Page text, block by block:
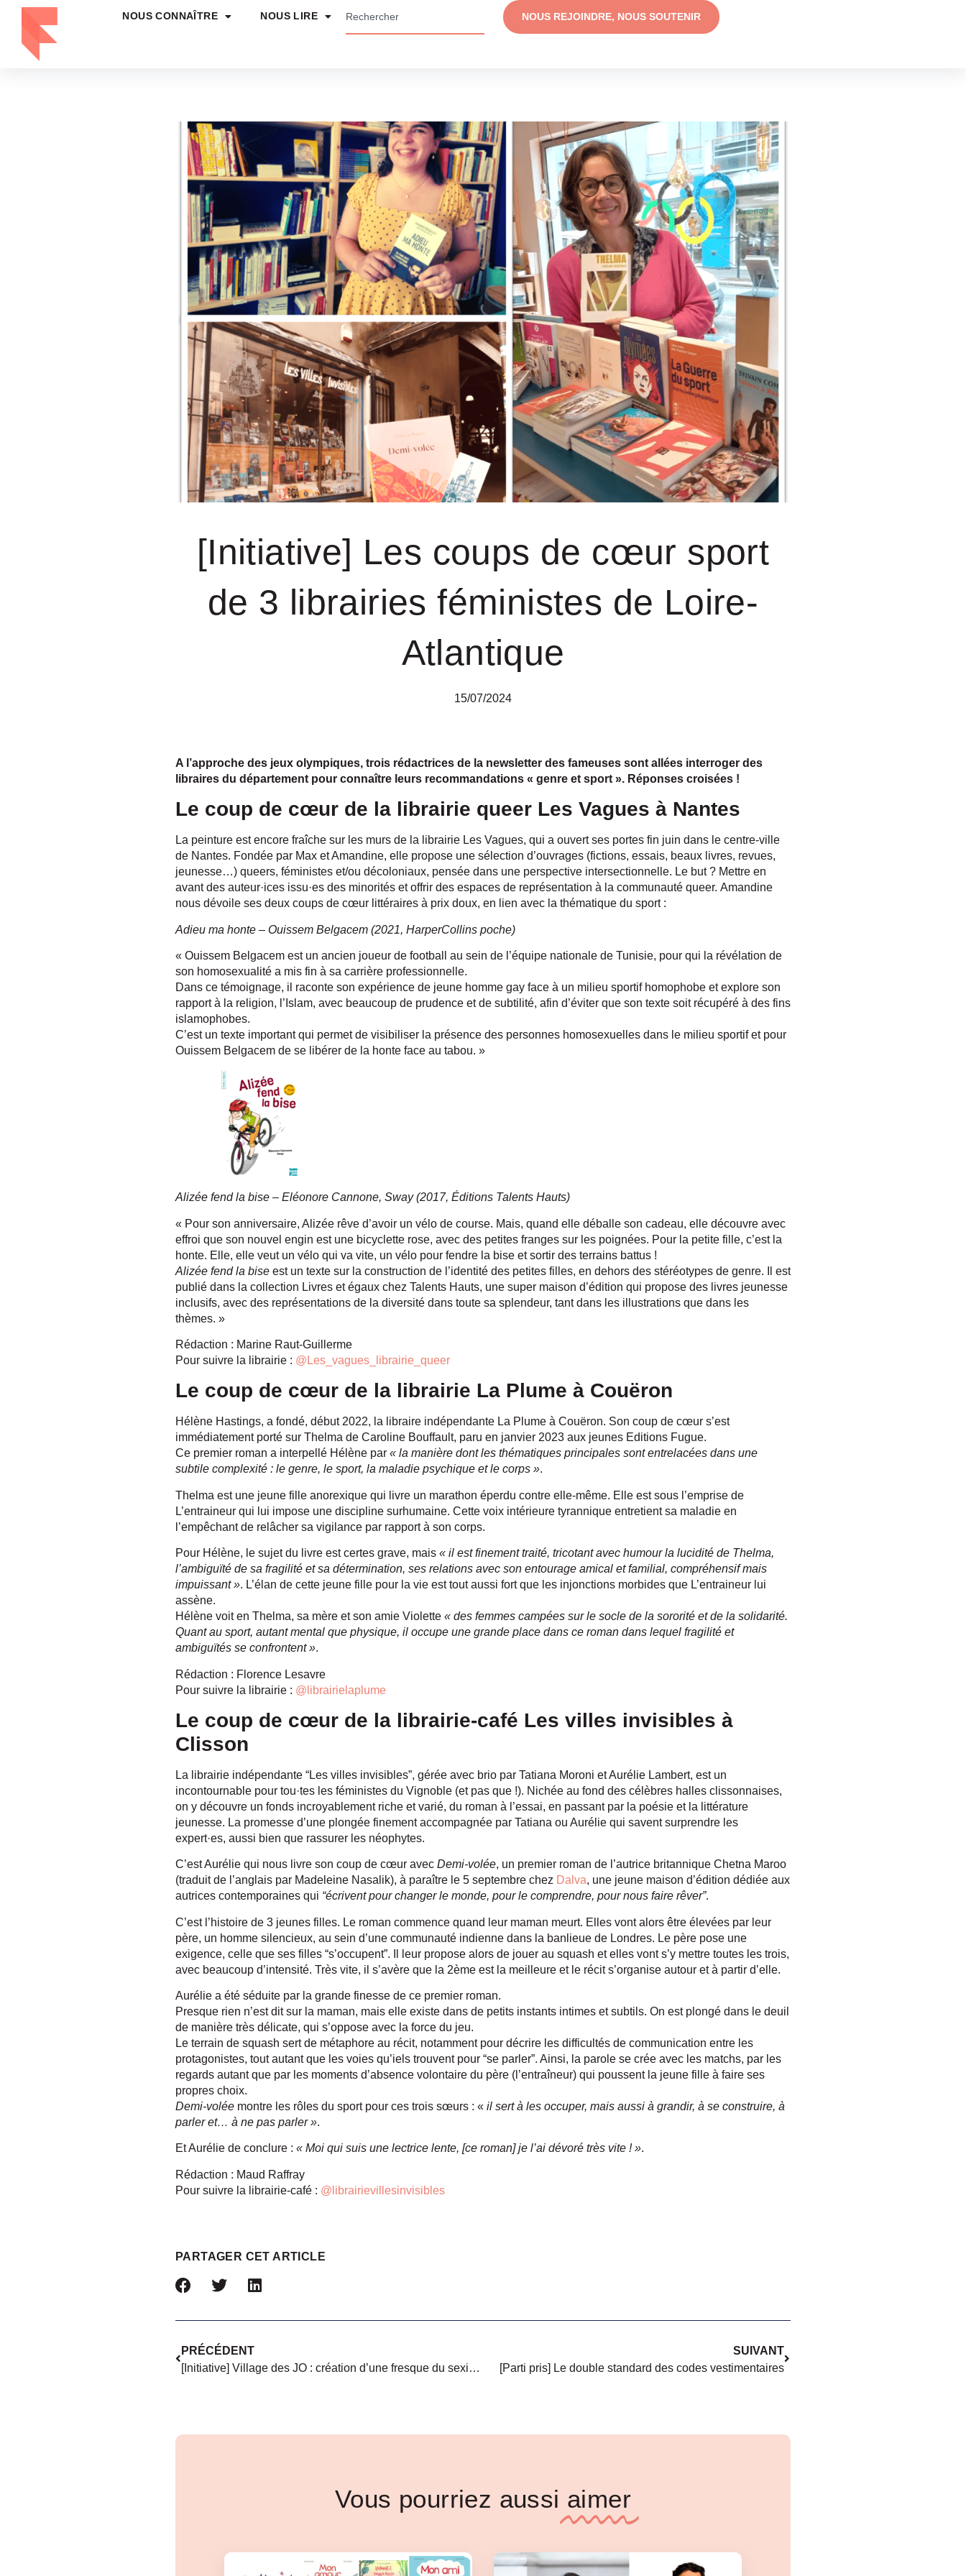
NOUS CONNAÎTRE NOUS LIRE NOUS REJOINDRE, NOUS SOUTENIR
[Initiative] Les coups de cœur sport
de 3 librairies féministes de Loire-
Atlantique
15/07/2024
A l’approche des jeux olympiques, trois rédactrices de la newsletter des fameuses sont allées interroger des
libraires du département pour connaître leurs recommandations « genre et sport ». Réponses croisées !
Le coup de cœur de la librairie queer Les Vagues à Nantes
La peinture est encore fraîche sur les murs de la librairie Les Vagues, qui a ouvert ses portes fin juin dans le centre-ville
de Nantes. Fondée par Max et Amandine, elle propose une sélection d’ouvrages (fictions, essais, beaux livres, revues,
jeunesse…) queers, féministes et/ou décoloniaux, pensée dans une perspective intersectionnelle. Le but ? Mettre en
avant des auteur·ices issu·es des minorités et offrir des espaces de représentation à la communauté queer. Amandine
nous dévoile ses deux coups de cœur littéraires à prix doux, en lien avec la thématique du sport :
Adieu ma honte – Ouissem Belgacem (2021, HarperCollins poche)
« Ouissem Belgacem est un ancien joueur de football au sein de l’équipe nationale de Tunisie, pour qui la révélation de
son homosexualité a mis fin à sa carrière professionnelle.
Dans ce témoignage, il raconte son expérience de jeune homme gay face à un milieu sportif homophobe et explore son
rapport à la religion, l’Islam, avec beaucoup de prudence et de subtilité, afin d’éviter que son texte soit récupéré à des fins
islamophobes.
C’est un texte important qui permet de visibiliser la présence des personnes homosexuelles dans le milieu sportif et pour
Ouissem Belgacem de se libérer de la honte face au tabou. »
Alizée fend la bise – Eléonore Cannone, Sway (2017, Éditions Talents Hauts)
« Pour son anniversaire, Alizée rêve d’avoir un vélo de course. Mais, quand elle déballe son cadeau, elle découvre avec
effroi que son nouvel engin est une bicyclette rose, avec des petites franges sur les poignées. Pour la petite fille, c’est la
honte. Elle, elle veut un vélo qui va vite, un vélo pour fendre la bise et sortir des terrains battus !
Alizée fend la bise est un texte sur la construction de l’identité des petites filles, en dehors des stéréotypes de genre. Il est
publié dans la collection Livres et égaux chez Talents Hauts, une super maison d’édition qui propose des livres jeunesse
inclusifs, avec des représentations de la diversité dans toute sa splendeur, tant dans les illustrations que dans les
thèmes. »
Rédaction : Marine Raut-Guillerme
Pour suivre la librairie : @Les_vagues_librairie_queer
Le coup de cœur de la librairie La Plume à Couëron
Hélène Hastings, a fondé, début 2022, la libraire indépendante La Plume à Couëron. Son coup de cœur s’est
immédiatement porté sur Thelma de Caroline Bouffault, paru en janvier 2023 aux jeunes Editions Fugue.
Ce premier roman a interpellé Hélène par « la manière dont les thématiques principales sont entrelacées dans une
subtile complexité : le genre, le sport, la maladie psychique et le corps ».
Thelma est une jeune fille anorexique qui livre un marathon éperdu contre elle-même. Elle est sous l’emprise de
L’entraineur qui lui impose une discipline surhumaine. Cette voix intérieure tyrannique entretient sa maladie en
l’empêchant de relâcher sa vigilance par rapport à son corps.
Pour Hélène, le sujet du livre est certes grave, mais « il est finement traité, tricotant avec humour la lucidité de Thelma,
l’ambiguïté de sa fragilité et sa détermination, ses relations avec son entourage amical et familial, compréhensif mais
impuissant ». L’élan de cette jeune fille pour la vie est tout aussi fort que les injonctions morbides que L’entraineur lui
assène.
Hélène voit en Thelma, sa mère et son amie Violette « des femmes campées sur le socle de la sororité et de la solidarité.
Quant au sport, autant mental que physique, il occupe une grande place dans ce roman dans lequel fragilité et
ambiguïtés se confrontent ».
Rédaction : Florence Lesavre
Pour suivre la librairie : @librairielaplume
Le coup de cœur de la librairie-café Les villes invisibles à
Clisson
La librairie indépendante “Les villes invisibles”, gérée avec brio par Tatiana Moroni et Aurélie Lambert, est un
incontournable pour tou·tes les féministes du Vignoble (et pas que !). Nichée au fond des célèbres halles clissonnaises,
on y découvre un fonds incroyablement riche et varié, du roman à l’essai, en passant par la poésie et la littérature
jeunesse. La promesse d’une plongée finement accompagnée par Tatiana ou Aurélie qui savent surprendre les
expert·es, aussi bien que rassurer les néophytes.
C’est Aurélie qui nous livre son coup de cœur avec Demi-volée, un premier roman de l’autrice britannique Chetna Maroo
(traduit de l’anglais par Madeleine Nasalik), à paraître le 5 septembre chez Dalva, une jeune maison d’édition dédiée aux
autrices contemporaines qui “écrivent pour changer le monde, pour le comprendre, pour nous faire rêver”.
C’est l’histoire de 3 jeunes filles. Le roman commence quand leur maman meurt. Elles vont alors être élevées par leur
père, un homme silencieux, au sein d’une communauté indienne dans la banlieue de Londres. Le père pose une
exigence, celle que ses filles “s’occupent”. Il leur propose alors de jouer au squash et elles vont s’y mettre toutes les trois,
avec beaucoup d’intensité. Très vite, il s’avère que la 2ème est la meilleure et le récit s’organise autour et à partir d’elle.
Aurélie a été séduite par la grande finesse de ce premier roman.
Presque rien n’est dit sur la maman, mais elle existe dans de petits instants intimes et subtils. On est plongé dans le deuil
de manière très délicate, qui s’oppose avec la force du jeu.
Le terrain de squash sert de métaphore au récit, notamment pour décrire les difficultés de communication entre les
protagonistes, tout autant que les voies qu’iels trouvent pour “se parler”. Ainsi, la parole se crée avec les matchs, par les
regards autant que par les moments d’absence volontaire du père (l’entraîneur) qui poussent la jeune fille à faire ses
propres choix.
Demi-volée montre les rôles du sport pour ces trois sœurs : « il sert à les occuper, mais aussi à grandir, à se construire, à
parler et… à ne pas parler ».
Et Aurélie de conclure : « Moi qui suis une lectrice lente, [ce roman] je l’ai dévoré très vite ! ».
Rédaction : Maud Raffray
Pour suivre la librairie-café : @librairievillesinvisibles
PARTAGER CET ARTICLE
PRÉCÉDENT
[Initiative] Village des JO : création d’une fresque du sexisme dédiée au sport
SUIVANT
[Parti pris] Le double standard des codes vestimentaires
Vous pourriez aussi aimer